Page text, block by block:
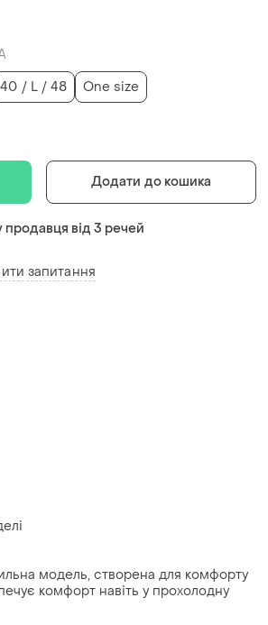
40 / L / 48 One size
Додати до кошика
від 3 речей
запитання
модель, створена для комфорту
комфорт навіть у прохолодну